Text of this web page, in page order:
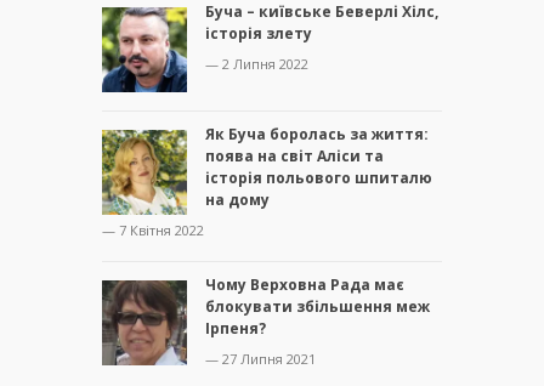
Буча – київське Беверлі Хілс,
історія злету
— 2 Липня 2022
Як Буча боролась за життя:
поява на світ Аліси та
історія польового шпиталю
на дому
— 7 Квітня 2022
Чому Верховна Рада має
блокувати збільшення меж
Ірпеня?
— 27 Липня 2021